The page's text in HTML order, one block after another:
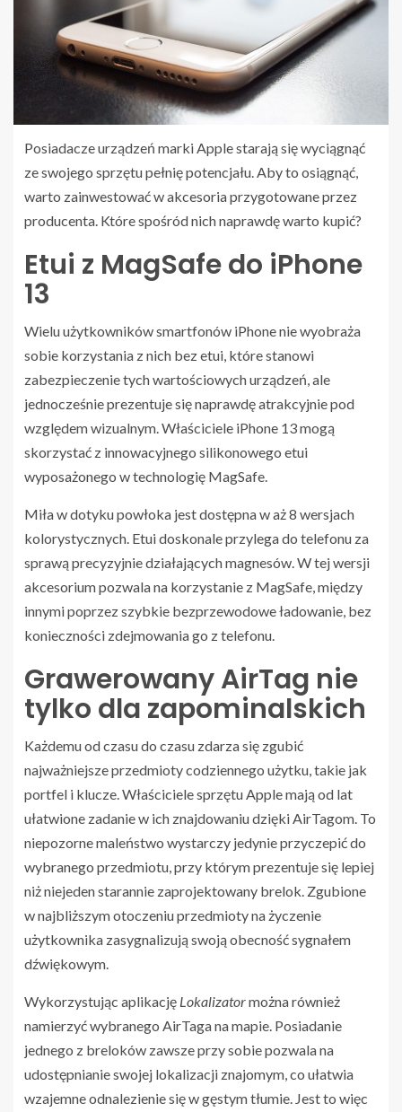
Posiadacze urządzeń marki Apple starają się wyciągnąć
ze swojego sprzętu pełnię potencjału. Aby to osiągnąć,
warto zainwestować w akcesoria przygotowane przez
producenta. Które spośród nich naprawdę warto kupić?
Etui z MagSafe do iPhone
13
Wielu użytkowników smartfonów iPhone nie wyobraża
sobie korzystania z nich bez etui, które stanowi
zabezpieczenie tych wartościowych urządzeń, ale
jednocześnie prezentuje się naprawdę atrakcyjnie pod
względem wizualnym. Właściciele iPhone 13 mogą
skorzystać z innowacyjnego silikonowego etui
wyposażonego w technologię MagSafe.
Miła w dotyku powłoka jest dostępna w aż 8 wersjach
kolorystycznych. Etui doskonale przylega do telefonu za
sprawą precyzyjnie działających magnesów. W tej wersji
akcesorium pozwala na korzystanie z MagSafe, między
innymi poprzez szybkie bezprzewodowe ładowanie, bez
konieczności zdejmowania go z telefonu.
Grawerowany AirTag nie
tylko dla zapominalskich
Każdemu od czasu do czasu zdarza się zgubić
najważniejsze przedmioty codziennego użytku, takie jak
portfel i klucze. Właściciele sprzętu Apple mają od lat
ułatwione zadanie w ich znajdowaniu dzięki AirTagom. To
niepozorne maleństwo wystarczy jedynie przyczepić do
wybranego przedmiotu, przy którym prezentuje się lepiej
niż niejeden starannie zaprojektowany brelok. Zgubione
w najbliższym otoczeniu przedmioty na życzenie
użytkownika zasygnalizują swoją obecność sygnałem
dźwiękowym.
Wykorzystując aplikację Lokalizatormożna również
namierzyć wybranego AirTaga na mapie. Posiadanie
jednego z breloków zawsze przy sobie pozwala na
udostępnianie swojej lokalizacji znajomym, co ułatwia
wzajemne odnalezienie się w gęstym tłumie. Jest to więc